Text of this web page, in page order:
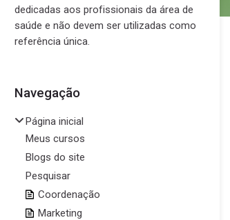
dedicadas aos profissionais da área de
saúde e não devem ser utilizadas como
referência única.
Pular Navegação
Navegação
Página inicial
Meus cursos
Blogs do site
Pesquisar
Coordenação
Marketing